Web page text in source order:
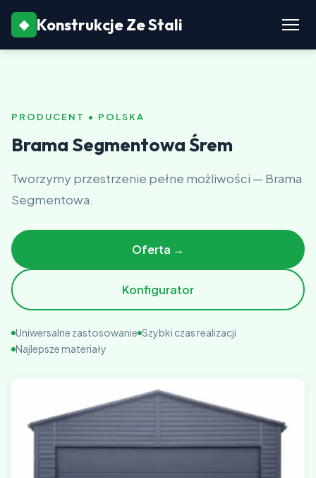
◆ Konstrukcje Ze Stali
PRODUCENT • POLSKA
Brama Segmentowa Śrem
Tworzymy przestrzenie pełne możliwości — Brama
Segmentowa.
Oferta →
Konfigurator
Uniwersalne zastosowanie Szybki czas realizacji
Najlepsze materiały